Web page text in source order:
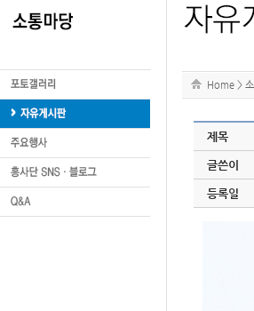
Home >
제목
글쓴이
등록일